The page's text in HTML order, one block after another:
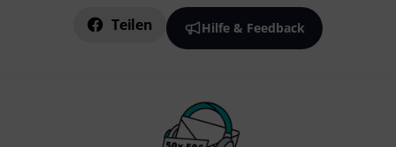
Teilen Hilfe & Feedback